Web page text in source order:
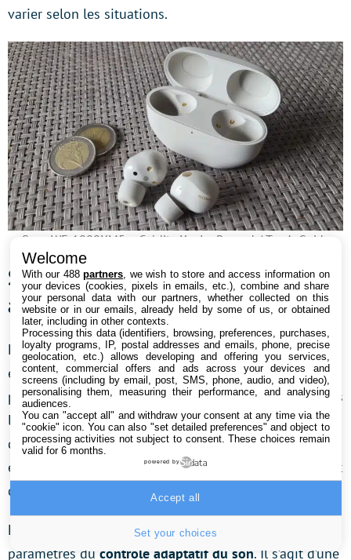
varier selon les situations.
Sony WF-1000XM5 – Crédit : Xavier Regord / Tom’s Guide
Sony Headphone Connect : une
application très (trop ?) complète
L’application développée par Sony pour piloter les
écouteurs WF-1000XM5 est bourrée d’options, ce qui
peut être déroutant, au début. Le bon point réside dans
le fait quela plupart sont bien expliquées. En plus
d’afficher à tout instant le niveau de charge de chaque
élément (boîtier de chargement et écouteurs gauche et
droite), elle comprends trois onglets.
Le premier permet principalement de modifier les
paramètres du contrôle adaptatif du son. Il s’agit d’une
Welcome
With our 488partners , we wish to store and access information on
your devices (cookies, pixels in emails, etc.), combine and share
your personal data with our partners, whether collected on this
website or in our emails, already held by some of us, or obtained
later, including in other contexts.
Processing this data (identifiers, browsing, preferences, purchases,
loyalty programs, IP, postal addresses and emails, phone, precise
geolocation, etc.) allows developing and offering you services,
content, commercial offers and ads across your devices and
screens (including by email, post, SMS, phone, audio, and video),
personalising them, measuring their performance, and analysing
audiences.
You can "accept all" and withdraw your consent at any time via the
"cookie" icon. You can also "set detailed preferences" and object to
processing activities not subject to consent. These choices remain
valid for 6 months.
powered by
Set your choices
Accept all